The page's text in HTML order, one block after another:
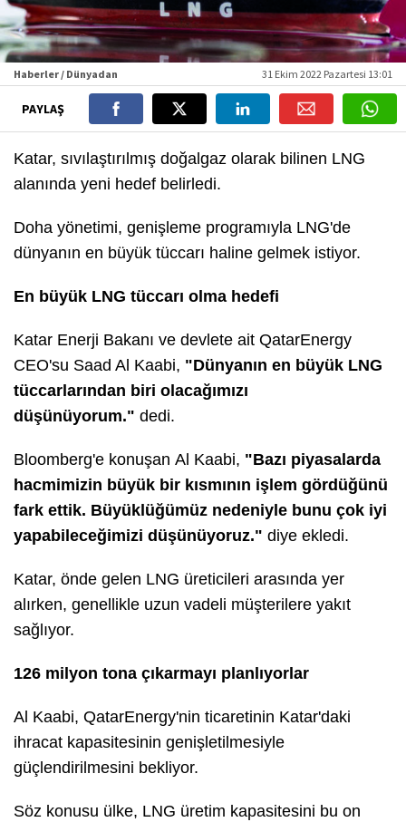
Haberler / Dünyadan 31 Ekim 2022 Pazartesi 13:01
PAYLAŞ
Katar, sıvılaştırılmış doğalgaz olarak bilinen LNG
alanında yeni hedef belirledi.
Doha yönetimi, genişleme programıyla LNG'de
dünyanın en büyük tüccarı haline gelmek istiyor.
En büyük LNG tüccarı olma hedefi
Katar Enerji Bakanı ve devlete ait QatarEnergy
CEO'su Saad Al Kaabi, "Dünyanın en büyük LNG
tüccarlarından biri olacağımızı
düşünüyorum." dedi.
Bloomberg'e konuşan Al Kaabi, "Bazı piyasalarda
hacmimizin büyük bir kısmının işlem gördüğünü
fark ettik. Büyüklüğümüz nedeniyle bunu çok iyi
yapabileceğimizi düşünüyoruz." diye ekledi.
Katar, önde gelen LNG üreticileri arasında yer
alırken, genellikle uzun vadeli müşterilere yakıt
sağlıyor.
126 milyon tona çıkarmayı planlıyorlar
Al Kaabi, QatarEnergy'nin ticaretinin Katar'daki
ihracat kapasitesinin genişletilmesiyle
güçlendirilmesini bekliyor.
Söz konusu ülke, LNG üretim kapasitesini bu on